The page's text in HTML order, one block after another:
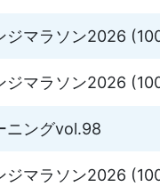
ジマラソン2026
ジマラソン2026
ニングvol.98
ジマラソン2026